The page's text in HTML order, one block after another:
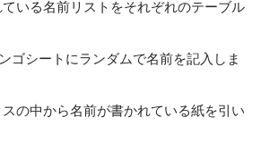
ている名前リストをそれぞれのテーブル
ゴシートにランダムで名前を記入しま
スの中から名前が書かれている紙を引い